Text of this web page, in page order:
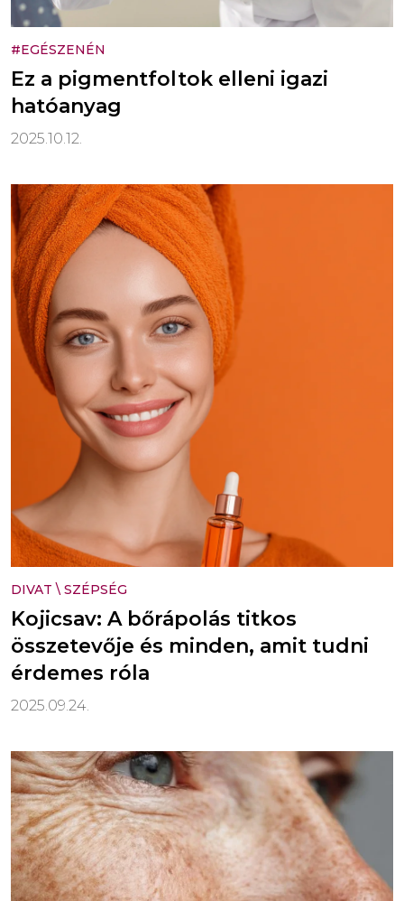
#EGÉSZENÉN
Ez a pigmentfoltok elleni igazi
hatóanyag
2025.10.12.
DIVAT \ SZÉPSÉG
Kojicsav: A bőrápolás titkos
összetevője és minden, amit tudni
érdemes róla
2025.09.24.